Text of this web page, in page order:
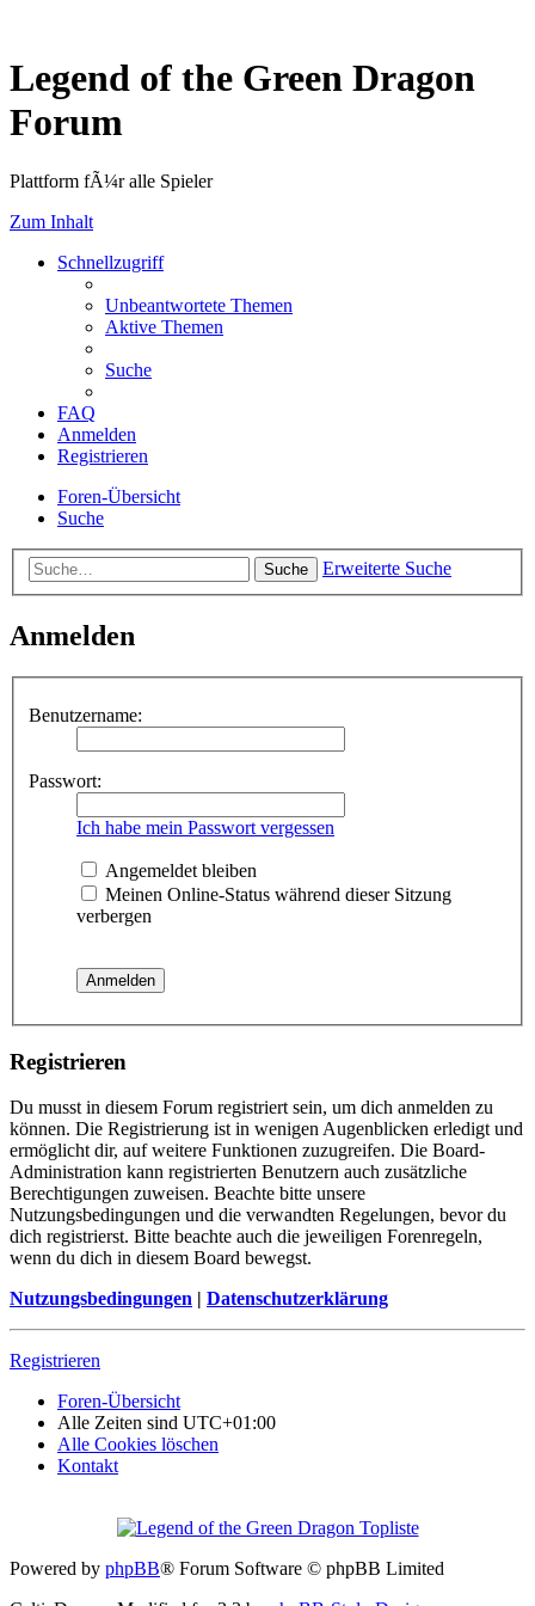
Legend of the Green Dragon
Forum
Plattform fÃ¼r alle Spieler
Zum Inhalt
Schnellzugriff
Unbeantwortete Themen
Aktive Themen
Suche
FAQ
Anmelden
Registrieren
Foren-Übersicht
Suche
Suche Erweiterte Suche
Anmelden
Benutzername:
Passwort:
Ich habe mein Passwort vergessen
Angemeldet bleiben
Meinen Online-Status während dieser Sitzung
verbergen
Registrieren
Du musst in diesem Forum registriert sein, um dich anmelden zu
können. Die Registrierung ist in wenigen Augenblicken erledigt und
ermöglicht dir, auf weitere Funktionen zuzugreifen. Die Board-
Administration kann registrierten Benutzern auch zusätzliche
Berechtigungen zuweisen. Beachte bitte unsere
Nutzungsbedingungen und die verwandten Regelungen, bevor du
dich registrierst. Bitte beachte auch die jeweiligen Forenregeln,
wenn du dich in diesem Board bewegst.
Nutzungsbedingungen | Datenschutzerklärung
Registrieren
Foren-Übersicht
Alle Zeiten sind UTC+01:00
Alle Cookies löschen
Kontakt
Powered by phpBB® Forum Software © phpBB Limited